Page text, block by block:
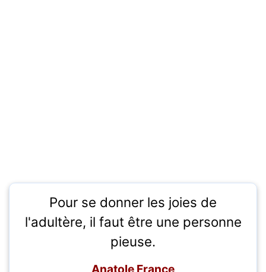
Pour se donner les joies de
l'adultère, il faut être une personne
pieuse.